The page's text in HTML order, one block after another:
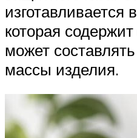
изготавливается
которая
может
массы изделия.